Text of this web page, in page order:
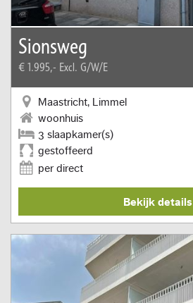
Sionsweg
€ 1.995,- Excl. G/W/E
Maastricht, Limmel
woonhuis
3 slaapkamer(s)
gestoffeerd
per direct
Bekijk details